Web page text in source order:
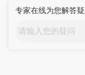
专家在线为您解答